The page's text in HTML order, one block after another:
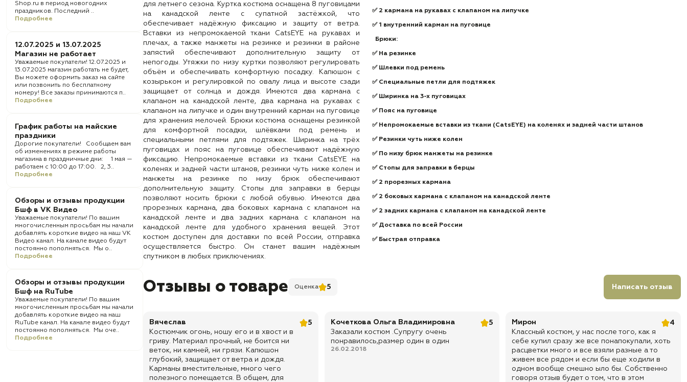
Shop.ru в период новогодних
праздников. Последний ..
Подробнее
12.07.2025 и 13.07.2025
Магазин не работает
Уважаемые покупатели! 12.07.2025 и
13.07.2025 магазин работать не будет,
Вы можете оформить заказ на сайте
или позвонить по бесплатному
номеру! Все заказы принимаются п..
Подробнее
График работы на майские
праздники
Дорогие покупатели! Сообщаем вам
об изменениях в режиме работы
магазина в праздничные дни: 1 мая —
работаем с 10:00 до 17:00. 2, 3..
Подробнее
Обзоры и отзывы продукции
Бшф в VK Видео
Уважаемые покупатели! По вашим
многочисленным просьбам мы начали
добавлять короткие видео на наш VK
Видео канал. На канале видео будут
постоянно пополняться. Мы о..
Подробнее
Обзоры и отзывы продукции
Бшф на RuTube
Уважаемые покупатели! По вашим
многочисленным просьбам мы начали
добавлять короткие видео на наш
RuTube канал. На канале видео будут
постоянно пополняться. Мы оче..
Подробнее
для летнего сезона. Куртка костюма оснащена 8 пуговицами
на канадской ленте с супатной застёжкой, что
обеспечивает надёжную фиксацию и защиту от ветра.
Вставки из непромокаемой ткани CatsEYE на рукавах и
плечах, а также манжеты на резинке и резинки в районе
запястий обеспечивают дополнительную защиту от
непогоды. Утяжки по низу куртки позволяют регулировать
объём и обеспечивать комфортную посадку. Капюшон с
козырьком и регулировкой по овалу лица и высоте сзади
защищает от солнца и дождя. Имеются два кармана с
клапаном на канадской ленте, два кармана на рукавах с
клапаном на липучке и один внутренний карман на пуговице
для хранения мелочей. Брюки костюма оснащены резинкой
для комфортной посадки, шлёвками под ремень и
специальными петлями для подтяжек. Ширинка на трёх
пуговицах и пояс на пуговице обеспечивают надёжную
фиксацию. Непромокаемые вставки из ткани CatsEYE на
коленях и задней части штанов, резинки чуть ниже колен и
манжеты на резинке по низу брюк обеспечивают
дополнительную защиту. Стопы для заправки в берцы
позволяют носить брюки с любой обувью. Имеются два
прорезных кармана, два боковых кармана с клапаном на
канадской ленте и два задних кармана с клапаном на
канадской ленте для удобного хранения вещей. Этот
костюм доступен для доставки по всей России, отправка
осуществляется быстро. Он станет вашим надёжным
спутником в любых приключениях.
✅ 2 кармана на рукавах с клапаном на липучке
✅ 1 внутренний карман на пуговице
Брюки:
✅ На резинке
✅ Шлевки под ремень
✅ Специальные петли для подтяжек
✅ Ширинка на 3-х пуговицах
✅ Пояс на пуговице
✅ Непромокаемые вставки из ткани (CatsEYE) на коленях и задней части штанов
✅ Резинки чуть ниже колен
✅ По низу брюк манжеты на резинке
✅ Стопы для заправки в берцы
✅ 2 прорезных кармана
✅ 2 боковых кармана с клапаном на канадской ленте
✅ 2 задних кармана с клапаном на канадской ленте
✅ Доставка по всей России
✅ Быстрая отправка
Отзывы о товаре Оценка 5 Написать отзыв
Вячеслав
5
Костюмчик огонь, ношу его и в хвост и в
гриву. Материал прочный, не боится ни
веток, ни камней, ни грязи. Капюшон
глубокий, защищает от ветра и дождя.
Карманы вместительные, много чего
полезного помещается. В общем, для
Кочеткова Ольга Владимировна
5
Заказали костюм .Супругу очень
понравилось,размер один в один
26.02.2018
Мирон
4
Классный костюм, у нас после того, как я
себе купил сразу же все понапокупали, хоть
расцветки много и все взяли разные а то
живем все рядом и если бы еще ходили в
одном вообще смешно ыло бы. Собственно
говоря отзыв будет о том, что в этом